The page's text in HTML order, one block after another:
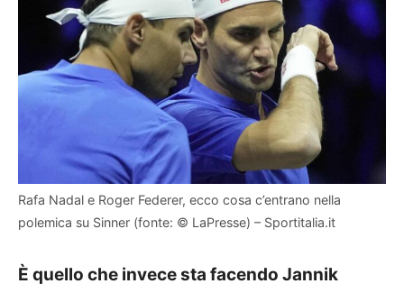
Rafa Nadal e Roger Federer, ecco cosa c’entrano nella
polemica su Sinner (fonte: © LaPresse) – Sportitalia.it
È quello che invece sta facendo Jannik